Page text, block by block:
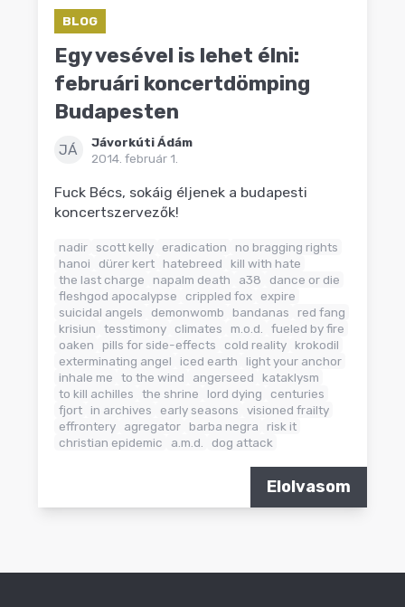
BLOG
Egy vesével is lehet élni:
februári koncertdömping
Budapesten
JÁ
Jávorkúti Ádám
2014. február 1.
Fuck Bécs, sokáig éljenek a budapesti
koncertszervezők!
nadir scott kelly eradication
no bragging rights
hanoi
dürer kert hatebreed
kill with hate
the last charge
napalm death a38
dance or die
fleshgod apocalypse
crippled fox expire
suicidal angels
demonwomb bandanas
red fang
krisiun
tesstimony climates m.o.d.
fueled by fire
oaken
pills for side-effects cold reality krokodil
exterminating angel
iced earth
light your anchor
inhale me
to the wind angerseed
kataklysm
to kill achilles
the shrine lord dying
centuries
fjort in archives early seasons
visioned frailty
effrontery
agregator barba negra
risk it
christian epidemic
a.m.d. dog attack
Elolvasom